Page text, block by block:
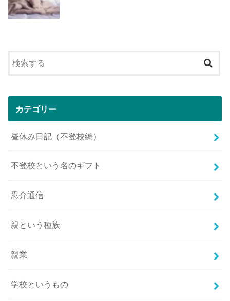
カテゴリー
昼休み日記（不登校編）
不登校という名のギフト
忍介通信
親という種族
親業
学校というもの